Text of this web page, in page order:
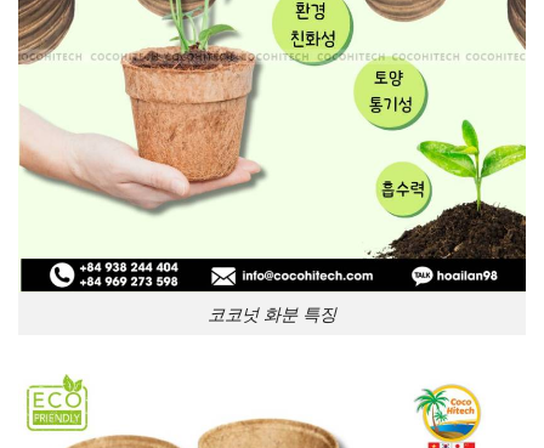
코코넛 화분 특징